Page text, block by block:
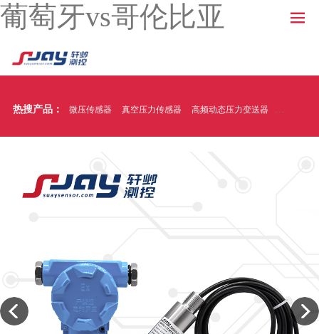
葡萄牙vs哥伦比亚
热搜产品： 微压传感器 真空压力传感器 高频动态压力变送器 温压一体